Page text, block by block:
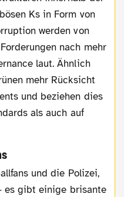
Ks in Form von
werden von
nach mehr
laut. Ähnlich
mehr Rücksicht
und beziehen dies
als auch auf
es gibt einige brisante